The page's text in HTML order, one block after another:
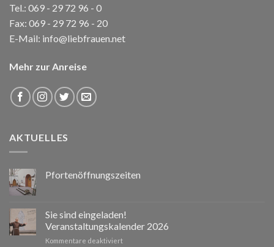
Tel.: 069 - 29 72 96 - 0
Fax: 069 - 29 72 96 - 20
E-Mail: info@liebfrauen.net
Mehr zur Anreise
AKTUELLES
Pfortenöffnungszeiten
Sie sind eingeladen!
Veranstaltungskalender 2026
Kommentare deaktiviertfür